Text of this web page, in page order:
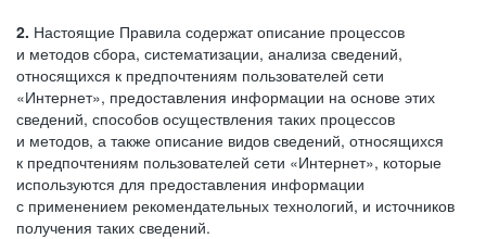
2. Настоящие Правила содержат описание процессов
и методов сбора, систематизации, анализа сведений,
относящихся к предпочтениям пользователей сети
«Интернет», предоставления информации на основе этих
сведений, способов осуществления таких процессов
и методов, а также описание видов сведений, относящихся
к предпочтениям пользователей сети «Интернет», которые
используются для предоставления информации
с применением рекомендательных технологий, и источников
получения таких сведений.